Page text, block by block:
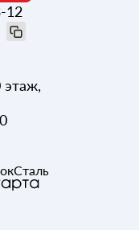
12
этаж,